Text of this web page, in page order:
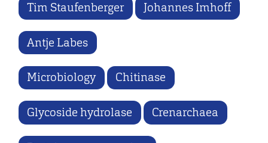
Tim Staufenberger Johannes Imhoff
Antje Labes
Microbiology Chitinase
Glycoside hydrolase Crenarchaea